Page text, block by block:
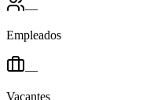
—
Empleados
—
Vacantes